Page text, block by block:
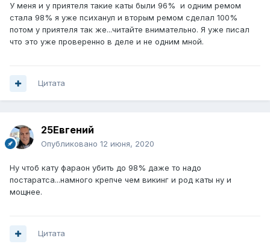
У меня и у приятеля такие каты были 96% и одним ремом
стала 98% я уже психанул и вторым ремом сделал 100%
потом у приятеля так же...читайте внимательно. Я уже писал
что это уже проверенно в деле и не одним мной.
Цитата
25Евгений
Опубликовано 12 июня, 2020
Ну чтоб кату фараон убить до 98% даже то надо
постаратса...намного крепче чем викинг и род каты ну и
мощнее.
Цитата